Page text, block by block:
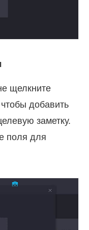
щелкните
добавить
заметку.
поля для